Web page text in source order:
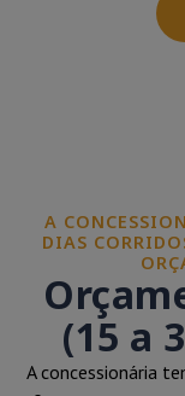
A
DIAS
(15 a
A concessionária